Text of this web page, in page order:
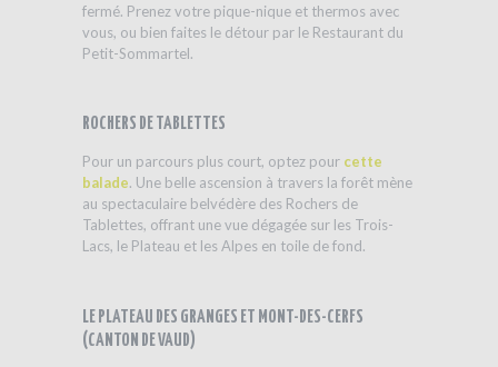
fermé. Prenez votre pique-nique et thermos avec
vous, ou bien faites le détour par le Restaurant du
Petit-Sommartel.
ROCHERS DE TABLETTES
Pour un parcours plus court, optez pour cette
balade. Une belle ascension à travers la forêt mène
au spectaculaire belvédère des Rochers de
Tablettes, offrant une vue dégagée sur les Trois-
Lacs, le Plateau et les Alpes en toile de fond.
LE PLATEAU DES GRANGES ET MONT-DES-CERFS
(CANTON DE VAUD)